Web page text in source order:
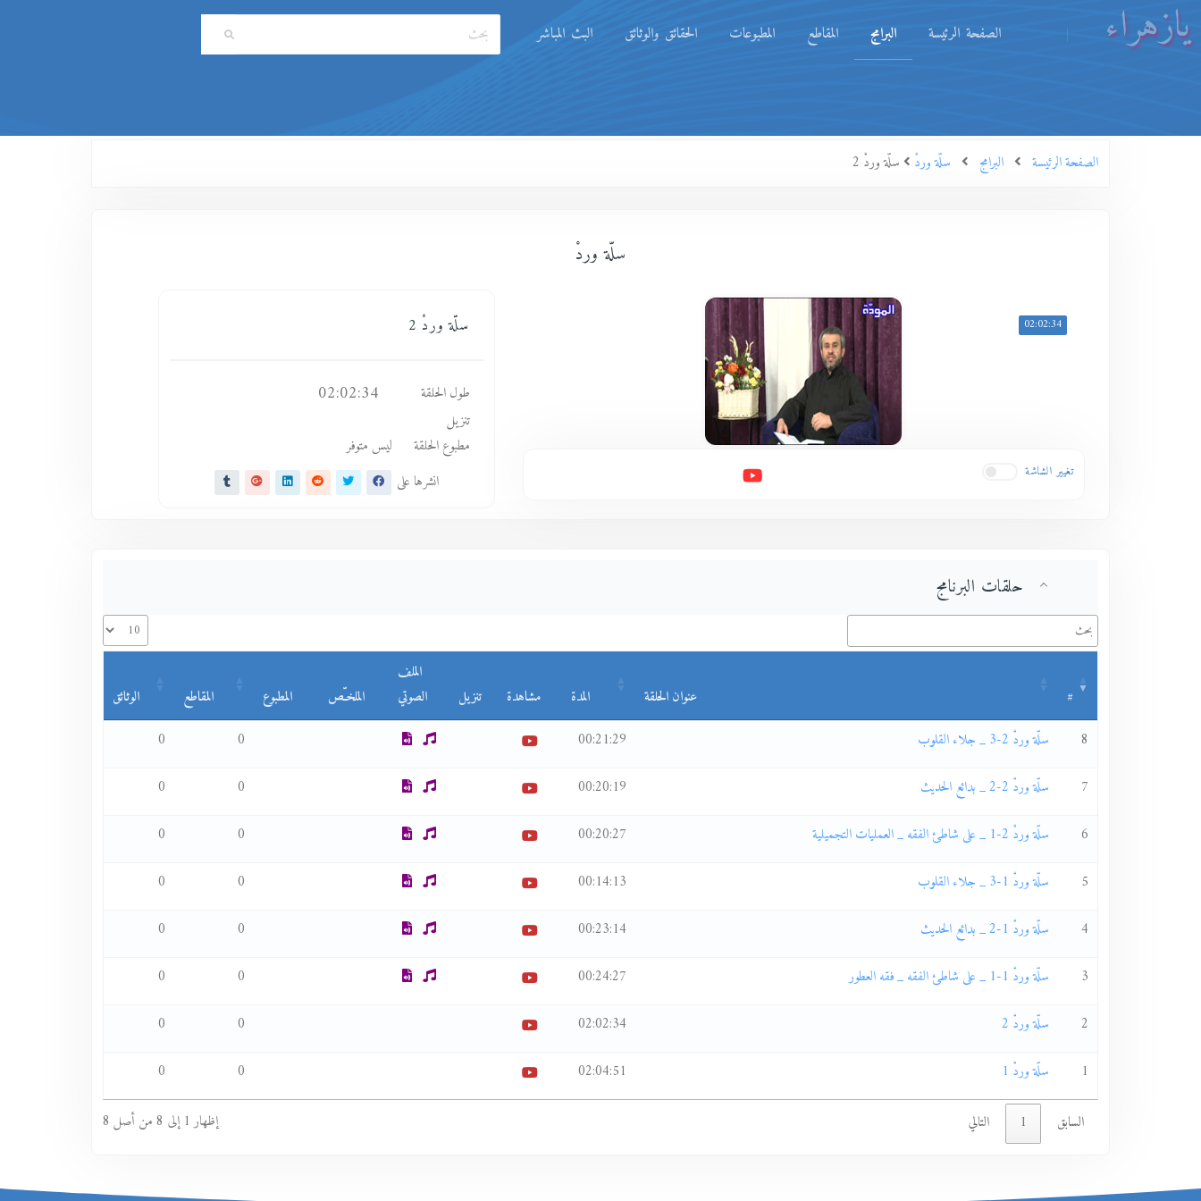
الصفحة الرئيسة البرامج المقاطع المطبوعات الحقائق والوثائق البث المباشر يازهراء
الصفحة الرئيسة البرامج سلّة وردْ سلّة وردْ 2
سلّة وردْ
02:02:34
تغيير الشاشة
سلّة وردْ 2
طول الحلقة 02:02:34
تنزيل
مطبوع الحلقة
ليس متوفر
انشرها على
حلقات البرنامج
# عنوان الحلقة المدة مشاهدة تنزيل
الملف
الصوتي
الملخـّص المطبوع المقاطع
الوثائق
8
سلّة وردْ 2-3 _ جلاء القلوب 00:21:29
0
0
7
سلّة وردْ 2-2 _ بدائع الحديث 00:20:19
0
0
6
سلّة وردْ 2-1 _ على شاطئ الفقه _ العمليات التجميلية 00:20:27
0
0
5
سلّة وردْ 1-3 _ جلاء القلوب 00:14:13
0
0
4
سلّة وردْ 1-2 _ بدائع الحديث 00:23:14
0
0
3
سلّة وردْ 1-1 _ على شاطئ الفقه _ فقه العطور 00:24:27
0
0
2
سلّة وردْ 2 02:02:34
0
0
1
سلّة وردْ 1 02:04:51
0
0
إظهار 1 إلى 8 من أصل 8 السابق 1 التالي